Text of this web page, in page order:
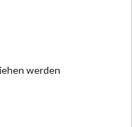
werden